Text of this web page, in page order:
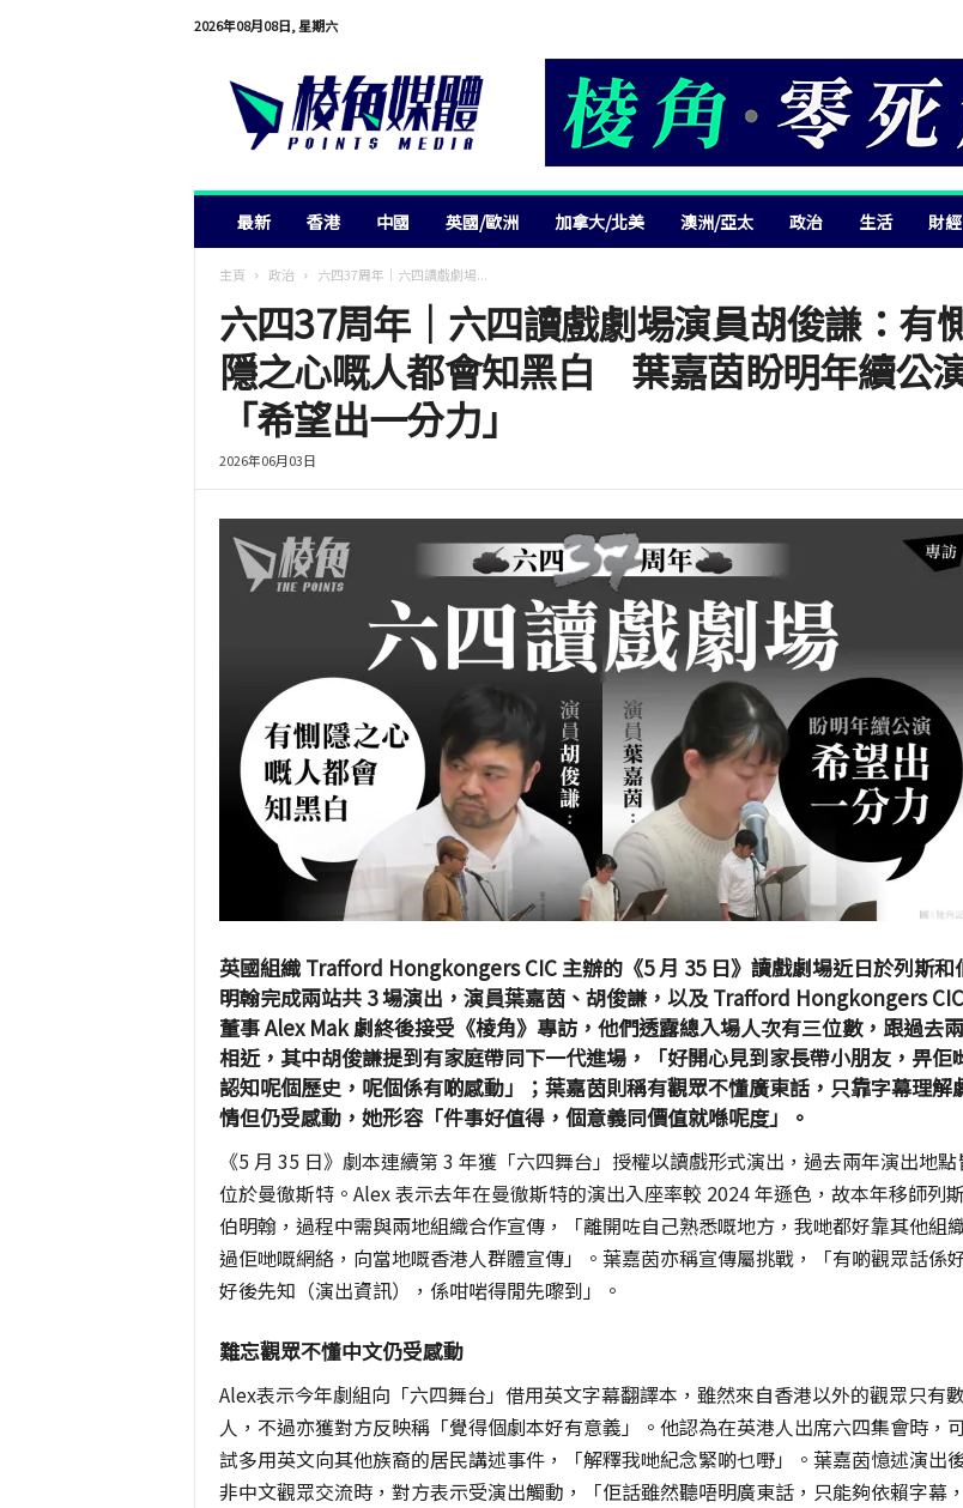
2026年08月08日, 星期六
最新 香港 中國 英國/歐洲 加拿大/北美 澳洲/亞太 政治 生活 財經
主頁 政治 六四37周年｜六四讀戲劇場...
六四37周年｜六四讀戲劇場演員胡俊謙：有
隱之心嘅人都會知黑白 葉嘉茵盼明年續公
「希望出一分力」
2026年06月03日
英國組織 Trafford Hongkongers CIC 主辦的《5 月 35 日》讀戲劇場近日於列斯和
明翰完成兩站共 3 場演出，演員葉嘉茵、胡俊謙，以及 Trafford Hongkongers CIC
董事 Alex Mak 劇終後接受《棱角》專訪，他們透露總入場人次有三位數，跟過去
相近，其中胡俊謙提到有家庭帶同下一代進場，「好開心見到家長帶小朋友，畀佢
認知呢個歷史，呢個係有啲感動」；葉嘉茵則稱有觀眾不懂廣東話，只靠字幕理解
情但仍受感動，她形容「件事好值得，個意義同價值就喺呢度」。
《5 月 35 日》劇本連續第 3 年獲「六四舞台」授權以讀戲形式演出，過去兩年演出地點
位於曼徹斯特。Alex 表示去年在曼徹斯特的演出入座率較 2024 年遜色，故本年移師列
伯明翰，過程中需與兩地組織合作宣傳，「離開咗自己熟悉嘅地方，我哋都好靠其他組
過佢哋嘅網絡，向當地嘅香港人群體宣傳」。葉嘉茵亦稱宣傳屬挑戰，「有啲觀眾話係
好後先知（演出資訊），係咁啱得閒先嚟到」。
難忘觀眾不懂中文仍受感動
Alex表示今年劇組向「六四舞台」借用英文字幕翻譯本，雖然來自香港以外的觀眾只有數
人，不過亦獲對方反映稱「覺得個劇本好有意義」。他認為在英港人出席六四集會時，
試多用英文向其他族裔的居民講述事件，「解釋我哋紀念緊啲乜嘢」。葉嘉茵憶述演出
非中文觀眾交流時，對方表示受演出觸動，「佢話雖然聽唔明廣東話，只能夠依賴字幕